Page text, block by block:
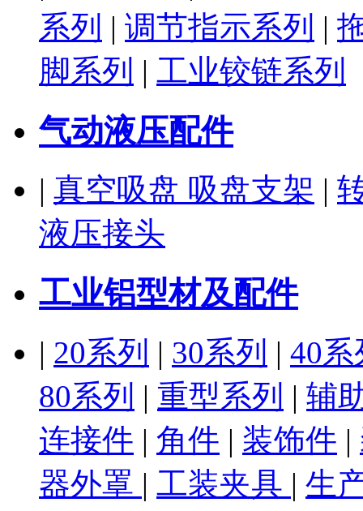
系列 | 调节指示系列 |
脚系列 | 工业铰链系列
气动液压配件
| 真空吸盘 吸盘支架 |
液压接头
工业铝型材及配件
| 20系列 | 30系列 | 40系
80系列 | 重型系列 | 辅
连接件 | 角件 | 装饰件 |
器外罩 | 工装夹具 | 生